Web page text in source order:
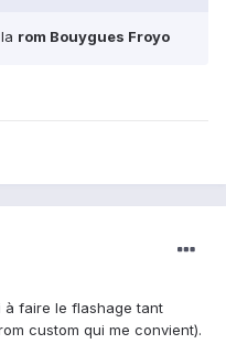
rom Bouygues Froyo
à faire le flashage tant
custom qui me convient).